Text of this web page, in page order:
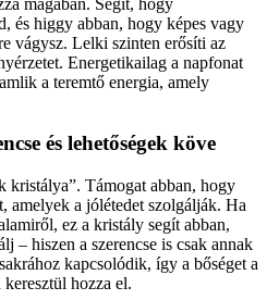
és higgy abban, hogy képes vagy
vágysz. Lelki szinten erősíti az
Energetikailag a napfonat
a teremtő energia, amely
és lehetőségek köve
kristálya”. Támogat abban, hogy
amelyek a jólétedet szolgálják. Ha
ez a kristály segít abban,
– hiszen a szerencse is csak annak
kapcsolódik, így a bőséget a
keresztül hozza el.